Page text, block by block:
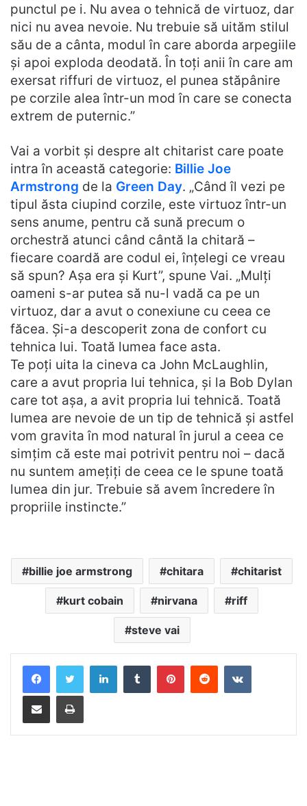
punctul pe i. Nu avea o tehnică de virtuoz, dar
nici nu avea nevoie. Nu trebuie să uităm stilul
său de a cânta, modul în care aborda arpegiile
și apoi exploda deodată. În toți anii în care am
exersat riffuri de virtuoz, el punea stăpânire
pe corzile alea într-un mod în care se conecta
extrem de puternic.”
Vai a vorbit și despre alt chitarist care poate
intra în această categorie: Billie Joe
Armstrong de la Green Day. „Când îl vezi pe
tipul ăsta ciupind corzile, este virtuoz într-un
sens anume, pentru că sună precum o
orchestră atunci când cântă la chitară –
fiecare coardă are codul ei, înțelegi ce vreau
să spun? Așa era și Kurt”, spune Vai. „Mulți
oameni s-ar putea să nu-l vadă ca pe un
virtuoz, dar a avut o conexiune cu ceea ce
făcea. Și-a descoperit zona de confort cu
tehnica lui. Toată lumea face asta.
Te poți uita la cineva ca John McLaughlin,
care a avut propria lui tehnica, și la Bob Dylan
care tot așa, a avit propria lui tehnică. Toată
lumea are nevoie de un tip de tehnică și astfel
vom gravita în mod natural în jurul a ceea ce
simțim că este mai potrivit pentru noi – dacă
nu suntem amețiți de ceea ce le spune toată
lumea din jur. Trebuie să avem încredere în
propriile instincte.”
billie joe armstrong chitara chitarist
kurt cobain nirvana riff
steve vai
LinkedInTumblrPinterestRedditVKontakte
Distribuie prin mail Tipărește